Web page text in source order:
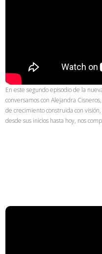
En este segundo episodio de la
conversamos con Alejandra
de crecimiento construida con
desde sus inicios hasta hoy, nos